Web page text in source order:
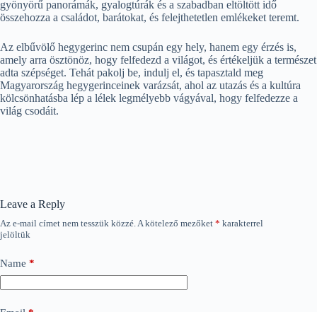
gyönyörű panorámák, gyalogtúrák és a szabadban eltöltött idő
összehozza a családot, barátokat, és felejthetetlen emlékeket teremt.
Az elbűvölő hegygerinc nem csupán egy hely, hanem egy érzés is,
amely arra ösztönöz, hogy felfedezd a világot, és értékeljük a természet
adta szépséget. Tehát pakolj be, indulj el, és tapasztald meg
Magyarország hegygerinceinek varázsát, ahol az utazás és a kultúra
kölcsönhatásba lép a lélek legmélyebb vágyával, hogy felfedezze a
világ csodáit.
Leave a Reply
Az e-mail címet nem tesszük közzé.A kötelező mezőket * karakterrel
jelöltük
Name *